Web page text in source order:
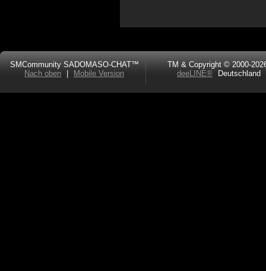
SMCommunity SADOMASO-CHAT™
Nach oben
Mobile Version
TM & Copyright © 2000-
deeLINE®
Deutschland